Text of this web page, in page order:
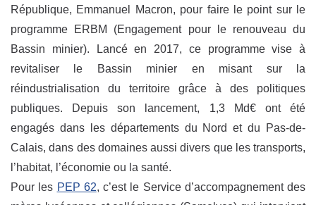
République, Emmanuel Macron, pour faire le point sur le
programme ERBM (Engagement pour le renouveau du
Bassin minier). Lancé en 2017, ce programme vise à
revitaliser le Bassin minier en misant sur la
réindustrialisation du territoire grâce à des politiques
publiques. Depuis son lancement, 1,3 Md€ ont été
engagés dans les départements du Nord et du Pas-de-
Calais, dans des domaines aussi divers que les transports,
l’habitat, l’économie ou la santé.
Pour les PEP 62, c’est le Service d’accompagnement des